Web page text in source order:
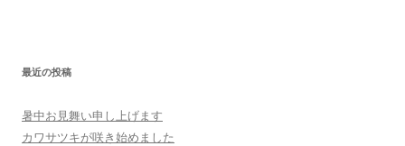
最近の投稿
暑中お見舞い申し上げます
カワサツキが咲き始めました